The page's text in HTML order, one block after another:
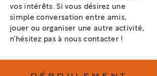
vos intérêts. Si vous désirez une
simple conversation entre amis,
jouer ou organiser une autre activité,
n’hésitez pas à nous contacter !